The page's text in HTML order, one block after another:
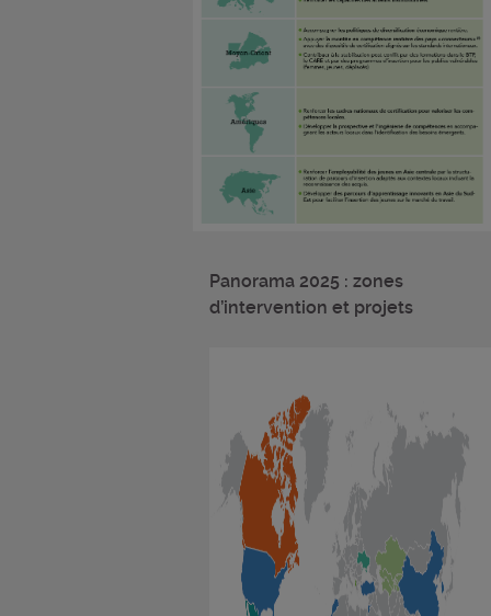
Panorama 2025 : zones
d’intervention et projets